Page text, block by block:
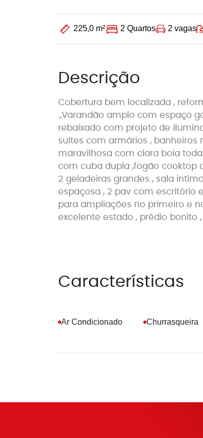
225,0 m² 2 Quartos 2 vagas
Descrição
Cobertura bem localizada ,
.,Varandão amplo com espaço
rebaixado com projeto de
suítes com armários , banheiros
maravilhosa com clara boia
com cuba dupla ,fogão cooktop
2 geladeiras grandes , sala
espaçosa , 2 pav com escritório
para ampliações no primeiro e
excelente estado , prédio bonito
Características
Ar Condicionado Churrasqueira